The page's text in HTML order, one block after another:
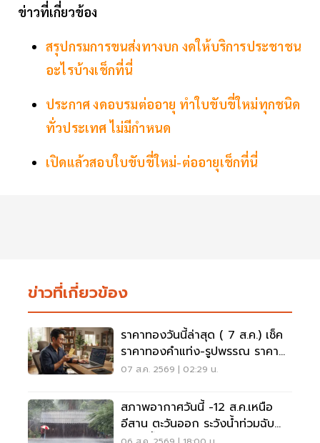
ข่าวที่เกี่ยวข้อง
สรุปกรมการขนส่งทางบก งดให้บริการประชาชน
อะไรบ้างเช็กที่นี่
ประกาศ งดอบรมต่ออายุ ทำใบขับขี่ใหม่ทุกชนิด
ทั่วประเทศ ไม่มีกำหนด
เปิดแล้วสอบใบขับขี่ใหม่-ต่ออายุเช็กที่นี่
ข่าวที่เกี่ยวข้อง
ราคาทองวันนี้ล่าสุด ( 7 ส.ค.) เช็ค
ราคาทองคำแท่ง-รูปพรรณ ราคา
ขาย - รับซื้อ กี่บาท
07 ส.ค. 2569 | 02:29 น.
สภาพอากาศวันนี้ -12 ส.ค.เหนือ
อีสาน ตะวันออก ระวังน้ำท่วมฉับ